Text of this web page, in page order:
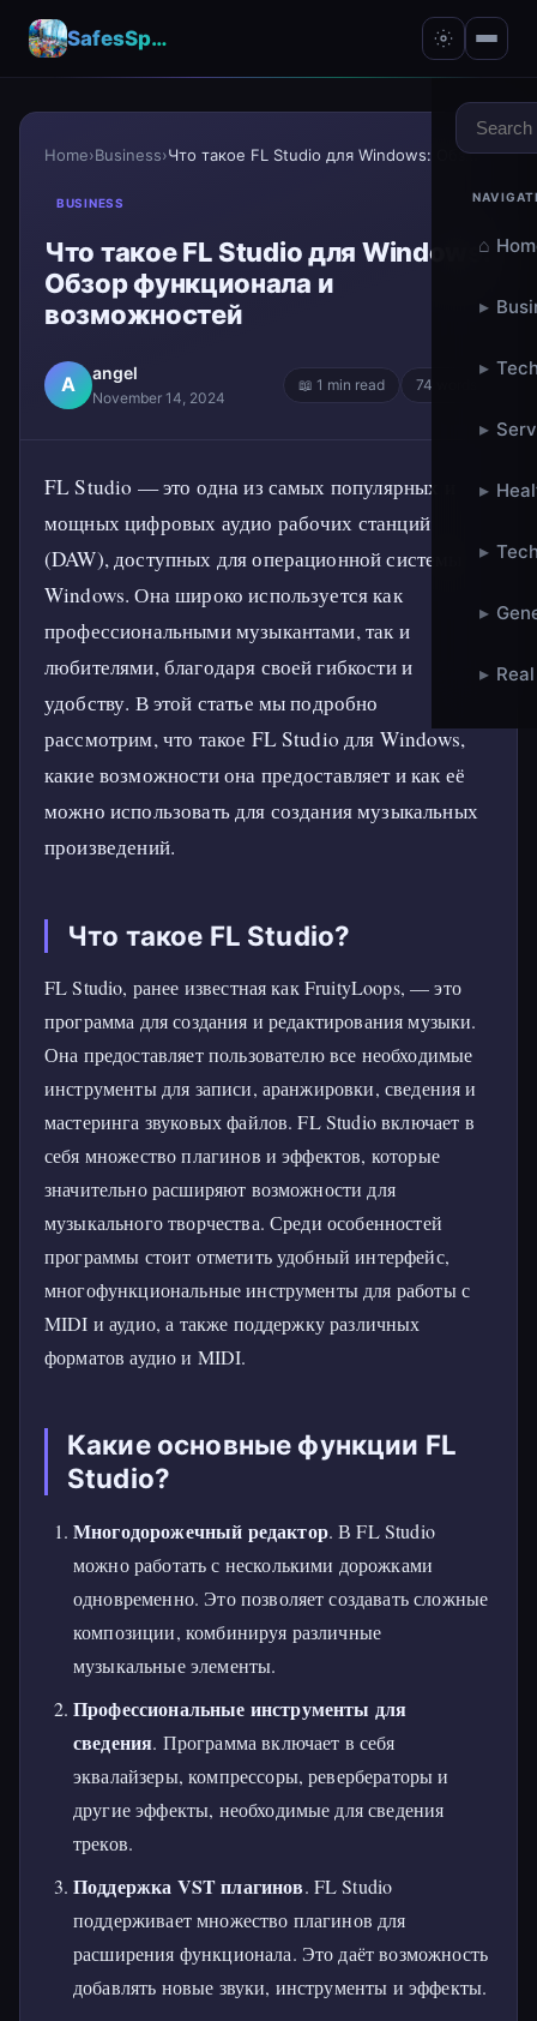
SafesSpace – A Secure Place for Growth & Support
⌂
▸
▸
▸
▸
▸
▸
▸
Home›Business› Что такое FL Studio для Windows: Обзор функционала...
BUSINESS
Что такое FL Studio для Windows:
Обзор функционала и
возможностей
A angel
November 14, 2024
📖 1 min read 74 words
FL Studio — это одна из самых популярных и
мощных цифровых аудио рабочих станций
(DAW), доступных для операционной системы
Windows. Она широко используется как
профессиональными музыкантами, так и
любителями, благодаря своей гибкости и
удобству. В этой статье мы подробно
рассмотрим, что такое FL Studio для Windows,
какие возможности она предоставляет и как её
можно использовать для создания музыкальных
произведений.
Что такое FL Studio?
FL Studio, ранее известная как FruityLoops, — это
программа для создания и редактирования музыки.
Она предоставляет пользователю все необходимые
инструменты для записи, аранжировки, сведения и
мастеринга звуковых файлов. FL Studio включает в
себя множество плагинов и эффектов, которые
значительно расширяют возможности для
музыкального творчества. Среди особенностей
программы стоит отметить удобный интерфейс,
многофункциональные инструменты для работы с
MIDI и аудио, а также поддержку различных
форматов аудио и MIDI.
Какие основные функции FL
Studio?
Многодорожечный редактор. В FL Studio
можно работать с несколькими дорожками
одновременно. Это позволяет создавать сложные
композиции, комбинируя различные
музыкальные элементы.
Профессиональные инструменты для
сведения. Программа включает в себя
эквалайзеры, компрессоры, ревербераторы и
другие эффекты, необходимые для сведения
треков.
Поддержка VST плагинов. FL Studio
поддерживает множество плагинов для
расширения функционала. Это даёт возможность
добавлять новые звуки, инструменты и эффекты.